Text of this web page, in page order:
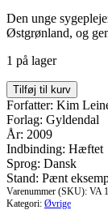
Den unge
Østgrønland, og
1 på lager
Tunu
antal
Tilføj til kurv
Forfatter: Kim
Forlag: Gyldendal
År: 2009
Indbinding: Hæftet
Sprog: Dansk
Stand: Pænt
Varenummer (SKU): VA
Kategori: Øvrige